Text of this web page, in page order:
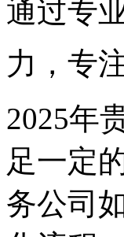
通过专
力，专
2025年
足一定
务公司